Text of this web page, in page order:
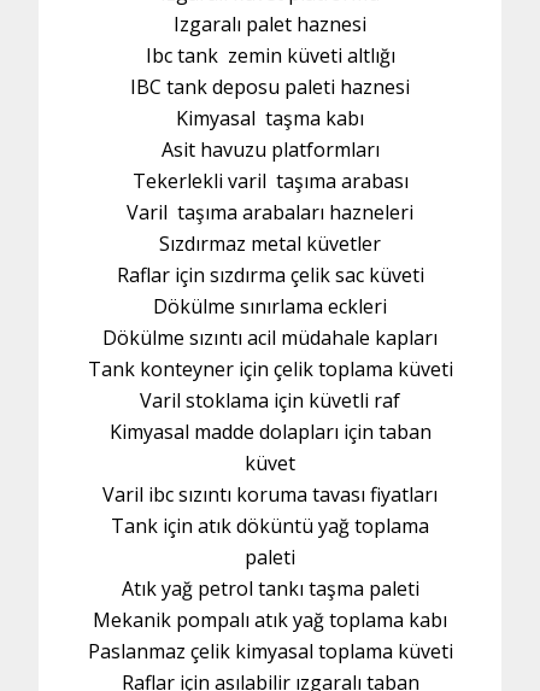
Izgaralı palet haznesi
Ibc tank zemin küveti altlığı
IBC tank deposu paleti haznesi
Kimyasal taşma kabı
Asit havuzu platformları
Tekerlekli varil taşıma arabası
Varil taşıma arabaları hazneleri
Sızdırmaz metal küvetler
Raflar için sızdırma çelik sac küveti
Dökülme sınırlama eckleri
Dökülme sızıntı acil müdahale kapları
Tank konteyner için çelik toplama küveti
Varil stoklama için küvetli raf
Kimyasal madde dolapları için taban
küvet
Varil ibc sızıntı koruma tavası fiyatları
Tank için atık döküntü yağ toplama
paleti
Atık yağ petrol tankı taşma paleti
Mekanik pompalı atık yağ toplama kabı
Paslanmaz çelik kimyasal toplama küveti
Raflar için asılabilir ızgaralı taban